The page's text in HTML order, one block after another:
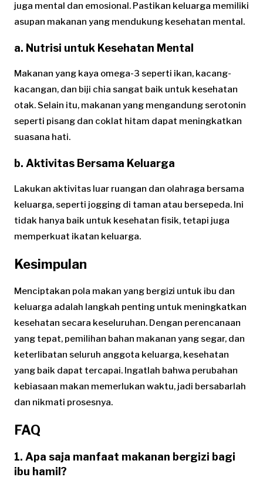
juga mental dan emosional. Pastikan keluarga memiliki
asupan makanan yang mendukung kesehatan mental.
a. Nutrisi untuk Kesehatan Mental
Makanan yang kaya omega-3 seperti ikan, kacang-
kacangan, dan biji chia sangat baik untuk kesehatan
otak. Selain itu, makanan yang mengandung serotonin
seperti pisang dan coklat hitam dapat meningkatkan
suasana hati.
b. Aktivitas Bersama Keluarga
Lakukan aktivitas luar ruangan dan olahraga bersama
keluarga, seperti jogging di taman atau bersepeda. Ini
tidak hanya baik untuk kesehatan fisik, tetapi juga
memperkuat ikatan keluarga.
Kesimpulan
Menciptakan pola makan yang bergizi untuk ibu dan
keluarga adalah langkah penting untuk meningkatkan
kesehatan secara keseluruhan. Dengan perencanaan
yang tepat, pemilihan bahan makanan yang segar, dan
keterlibatan seluruh anggota keluarga, kesehatan
yang baik dapat tercapai. Ingatlah bahwa perubahan
kebiasaan makan memerlukan waktu, jadi bersabarlah
dan nikmati prosesnya.
FAQ
1. Apa saja manfaat makanan bergizi bagi
ibu hamil?